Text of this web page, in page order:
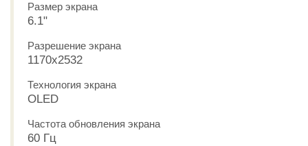
Размер экрана
6.1"
Разрешение экрана
1170x2532
Технология экрана
OLED
Частота обновления экрана
60 Гц